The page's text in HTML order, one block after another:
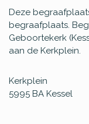
Deze
begraafplaats.
Geboortekerk
aan de Kerkplein.
Kerkplein
5995 BA Kessel